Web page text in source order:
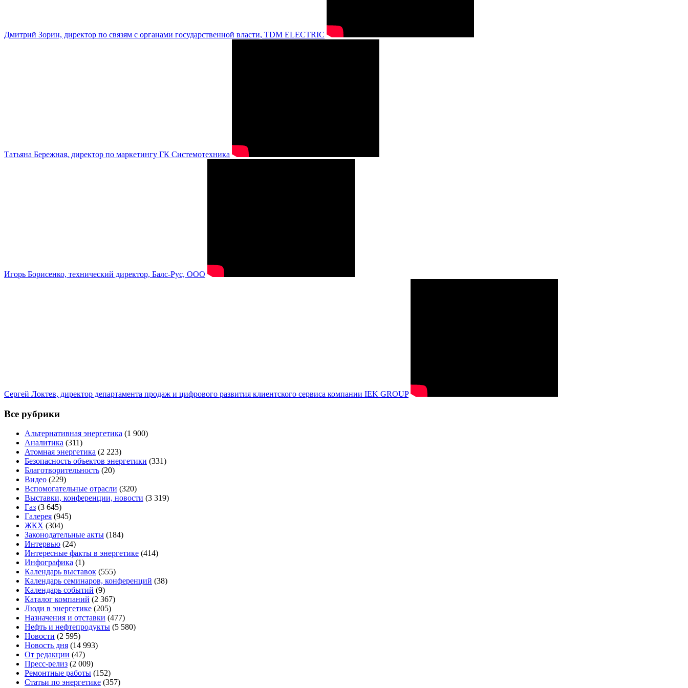
Дмитрий Зорин, директор по связям с органами государственной власти, TDM ELECTRIC
Татьяна Бережная, директор по маркетингу ГК Системотехника
Игорь Борисенко, технический директор, Балс-Рус, ООО
Сергей Локтев, директор департамента продаж и цифрового развития клиентского сервиса компании IEK GROUP
Все рубрики
Альтернативная энергетика (1 900)
Аналитика (311)
Атомная энергетика (2 223)
Безопасность объектов энергетики (331)
Благотворительность (20)
Видео (229)
Вспомогательные отрасли (320)
Выставки, конференции, новости (3 319)
Газ (3 645)
Галерея (945)
ЖКХ (304)
Законодательные акты (184)
Интервью (24)
Интересные факты в энергетике (414)
Инфографика (1)
Календарь выставок (555)
Календарь семинаров, конференций (38)
Календарь событий (9)
Каталог компаний (2 367)
Люди в энергетике (205)
Назначения и отставки (477)
Нефть и нефтепродукты (5 580)
Новости (2 595)
Новость дня (14 993)
От редакции (47)
Пресс-релиз (2 009)
Ремонтные работы (152)
Статьи по энергетике (357)